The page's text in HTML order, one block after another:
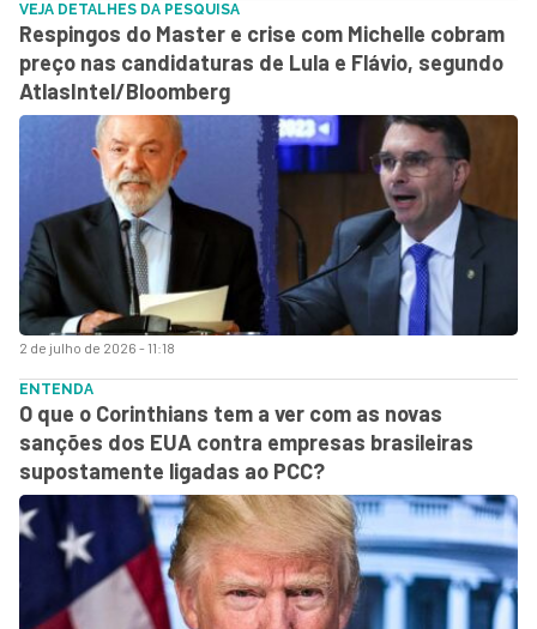
2 de julho de 2026 - 11:18
VEJA DETALHES DA PESQUISA
Respingos do Master e crise com Michelle cobram
preço nas candidaturas de Lula e Flávio, segundo
AtlasIntel/Bloomberg
ENTENDA
O que o Corinthians tem a ver com as novas
sanções dos EUA contra empresas brasileiras
supostamente ligadas ao PCC?